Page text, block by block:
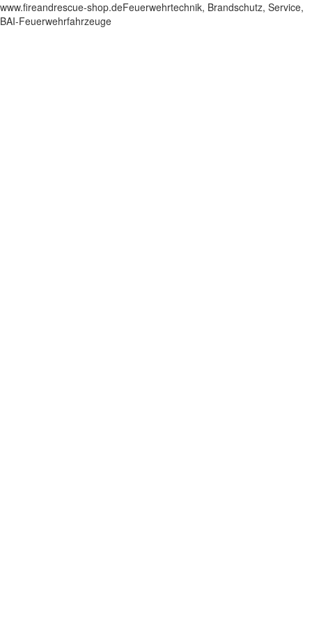
www.fireandrescue-shop.deFeuerwehrtechnik, Brandschutz, Service,
BAI-Feuerwehrfahrzeuge